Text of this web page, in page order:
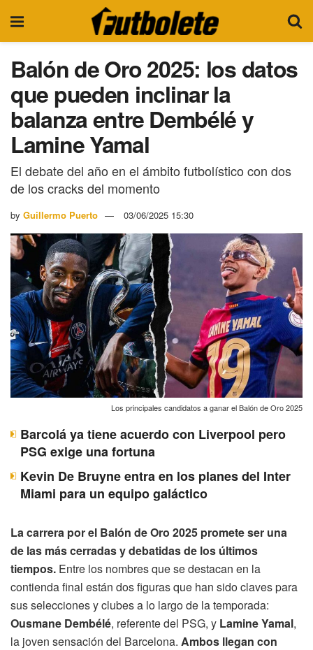
Balón de Oro 2025: los datos
que pueden inclinar la
balanza entre Dembélé y
Lamine Yamal
El debate del año en el ámbito futbolístico con dos
de los cracks del momento
by Guillermo Puerto 03/06/2025 15:30
Los principales candidatos a ganar el Balón de Oro 2025
Barcolá ya tiene acuerdo con Liverpool pero
PSG exige una fortuna
Kevin De Bruyne entra en los planes del Inter
Miami para un equipo galáctico
La carrera por el Balón de Oro 2025 promete ser una
de las más cerradas y debatidas de los últimos
tiempos. Entre los nombres que se destacan en la
contienda final están dos figuras que han sido claves para
sus selecciones y clubes a lo largo de la temporada:
Ousmane Dembélé, referente del PSG, y Lamine Yamal,
la joven sensación del Barcelona. Ambos llegan con